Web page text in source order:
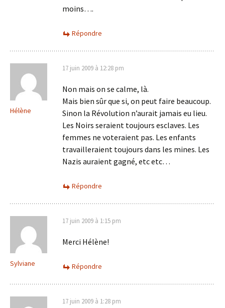
moins….
Répondre
Hélène
17 juin 2009 à 12:28 pm
Non mais on se calme, là.
Mais bien sûr que si, on peut faire beaucoup.
Sinon la Révolution n’aurait jamais eu lieu.
Les Noirs seraient toujours esclaves. Les
femmes ne voteraient pas. Les enfants
travailleraient toujours dans les mines. Les
Nazis auraient gagné, etc etc…
Répondre
Sylviane
17 juin 2009 à 1:15 pm
Merci Hélène!
Répondre
17 juin 2009 à 1:28 pm